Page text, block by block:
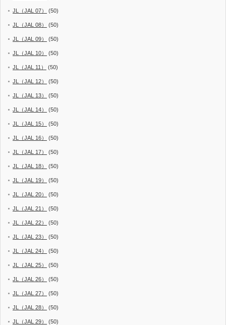
JL（JAL 07） (50)
JL（JAL 08） (50)
JL（JAL 09） (50)
JL（JAL 10） (50)
JL（JAL 11） (50)
JL（JAL 12） (50)
JL（JAL 13） (50)
JL（JAL 14） (50)
JL（JAL 15） (50)
JL（JAL 16） (50)
JL（JAL 17） (50)
JL（JAL 18） (50)
JL（JAL 19） (50)
JL（JAL 20） (50)
JL（JAL 21） (50)
JL（JAL 22） (50)
JL（JAL 23） (50)
JL（JAL 24） (50)
JL（JAL 25） (50)
JL（JAL 26） (50)
JL（JAL 27） (50)
JL（JAL 28） (50)
JL（JAL 29） (50)